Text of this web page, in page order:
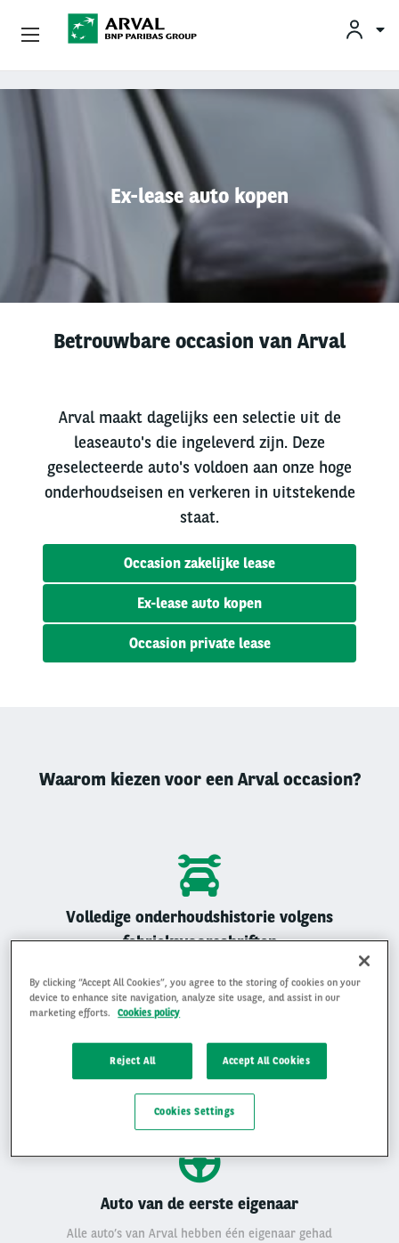
Overslaan en naar de inhoud gaan
Ex-lease auto kopen
Betrouwbare occasion van Arval
Arval maakt dagelijks een selectie uit de
leaseauto's die ingeleverd zijn. Deze
geselecteerde auto's voldoen aan onze hoge
onderhoudseisen en verkeren in uitstekende
staat.
Occasion zakelijke lease
Ex-lease auto kopen
Occasion private lease
Waarom kiezen voor een Arval occasion?
Volledige onderhoudshistorie volgens
fabrieksvoorschriften
Gemiddelde beoordeling van 4,9 op 5
Auto van de eerste eigenaar
Alle auto’s van Arval hebben één eigenaar gehad
Zakelijk Leasen
Klantenservice
By clicking “Accept All Cookies”, you agree to the storing of cookies on your
device to enhance site navigation, analyze site usage, and assist in our
marketing efforts.
Cookies policy
Reject All Accept All Cookies
Cookies Settings